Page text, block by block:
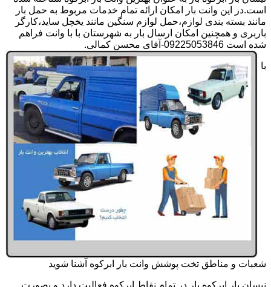
است.در این وانت بار امکان ارائه تمام خدمات مربوط به حمل بار
مانند بسته بندی لوازم،حمل لوازم سنگین مانند یخچل ساید،کارگر
باربری و همچنین امکان ارسال بار به شهرستان با با وانت فراهم
شده است 09225053846-آقای محسن کمالی.
با
شعبات و مناطق تخت پوشش وانت بار ابرکوه آشنا شوید